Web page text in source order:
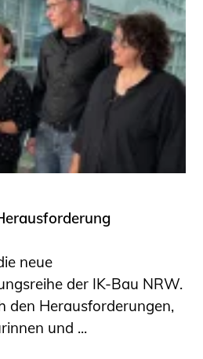
neue
der IK-Bau NRW.
den Herausforderungen,
und ...